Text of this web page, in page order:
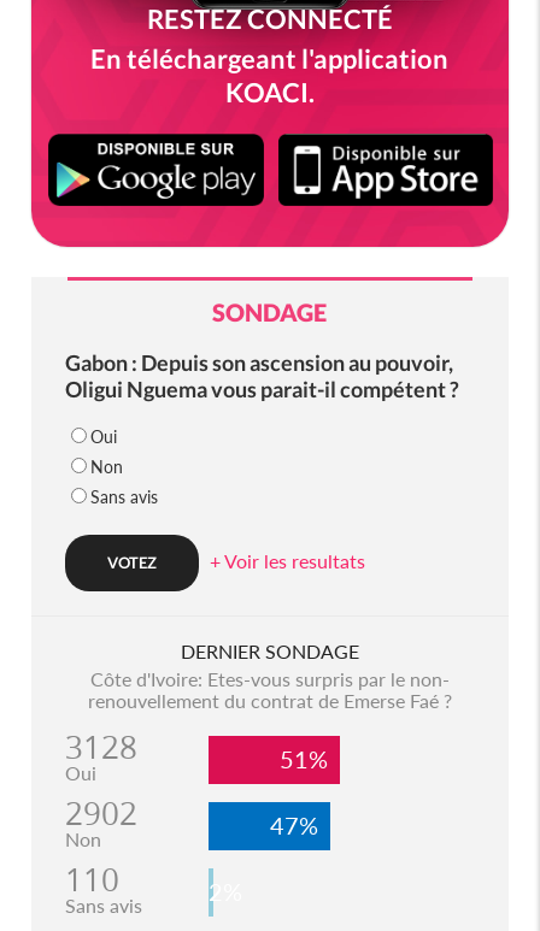
RESTEZ CONNECTÉ
En téléchargeant l'application
KOACI.
SONDAGE
Gabon : Depuis son ascension au pouvoir,
Oligui Nguema vous parait-il compétent ?
Oui
Non
Sans avis
+ Voir les resultats
DERNIER SONDAGE
Côte d'Ivoire: Etes-vous surpris par le non-
renouvellement du contrat de Emerse Faé ?
3128
Oui 51%
2902
Non 47%
110
Sans avis 2%